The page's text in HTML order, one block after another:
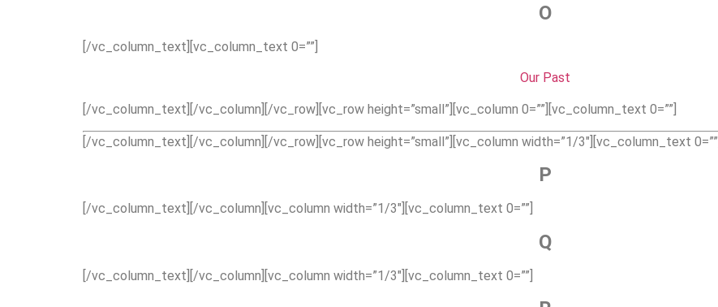
O
[/vc_column_text][vc_column_text 0=””]
Our Past
[/vc_column_text][/vc_column][/vc_row][vc_row height=”small”][vc_column 0=””][vc_column_text 0=””]
[/vc_column_text][/vc_column][/vc_row][vc_row height=”small”][vc_column width=”1/3″][vc_column_text 0=””]
P
[/vc_column_text][/vc_column][vc_column width=”1/3″][vc_column_text 0=””]
Q
[/vc_column_text][/vc_column][vc_column width=”1/3″][vc_column_text 0=””]